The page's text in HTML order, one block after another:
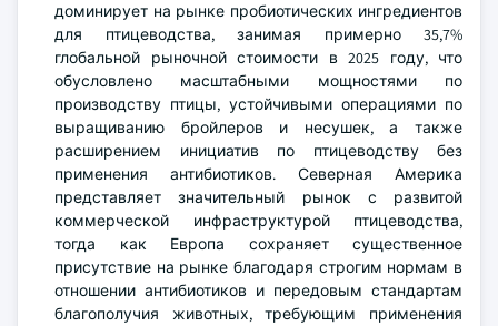
доминирует на рынке пробиотических ингредиентов
для птицеводства, занимая примерно 35,7%
глобальной рыночной стоимости в 2025 году, что
обусловлено масштабными мощностями по
производству птицы, устойчивыми операциями по
выращиванию бройлеров и несушек, а также
расширением инициатив по птицеводству без
применения антибиотиков. Северная Америка
представляет значительный рынок с развитой
коммерческой инфраструктурой птицеводства,
тогда как Европа сохраняет существенное
присутствие на рынке благодаря строгим нормам в
отношении антибиотиков и передовым стандартам
благополучия животных, требующим применения